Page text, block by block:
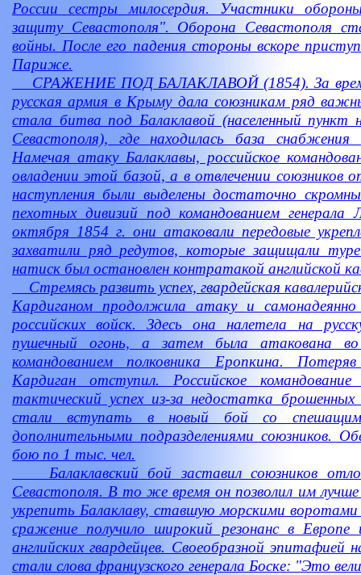
России сестры милосердия. Участники
защиту Севастополя". Оборона Севастополя
войны. После его падения стороны вскоре
Париже.
СРАЖЕНИЕ ПОД БАЛАКЛАВОЙ (1854). За время
русская армия в Крыму дала союзникам ряд
стала битва под Балаклавой (населенный
Севастополя), где находилась база
Намечая атаку Балаклавы, российское
овладении этой базой, а в отвлечении союзников
наступления были выделены достаточно
пехотных дивизий под командованием
октября 1854 г. они атаковали передовые
захватили ряд редутов, которые защищали
натиск был остановлен контратакой английской
Стремясь развить успех, гвардейская
Кардиганом продолжила атаку и самонадеянно
российских войск. Здесь она налетела на
пушечный огонь, а затем была атакована
командованием полковника Еропкина.
Кардиган отступил. Российское
тактический успех из-за недостатка брошенных
стали вступать в новый бой со
дополнительными подразделениями союзников.
бою по 1 тыс. чел.
Балаклавский бой заставил союзников
Севастополя. В то же время он позволил им
укрепить Балаклаву, ставшую морскими
сражение получило широкий резонанс в Европе
английских гвардейцев. Своеобразной
стали слова французского генерала Боске: "Это